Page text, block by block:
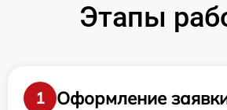
Этапы
1
Оформление